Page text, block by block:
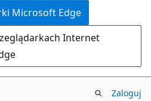
Microsoft Edge
Internet
Zaloguj